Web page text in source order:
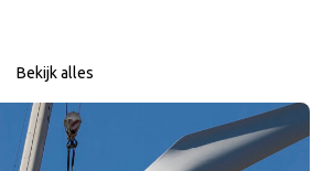
Bekijk alles